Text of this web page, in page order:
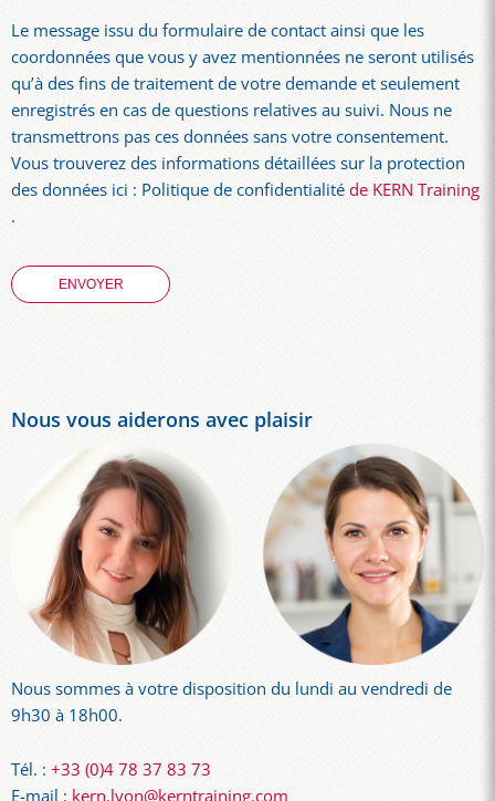
Le message issu du formulaire de contact ainsi que les
coordonnées que vous y avez mentionnées ne seront utilisés
qu’à des fins de traitement de votre demande et seulement
enregistrés en cas de questions relatives au suivi. Nous ne
transmettrons pas ces données sans votre consentement.
Vous trouverez des informations détaillées sur la protection
des données ici : Politique de confidentialitéde KERN Training
.
Nous vous aiderons avec plaisir
Nous sommes à votre disposition du lundi au vendredi de
9h30 à 18h00.
Tél. : +33 (0)4 78 37 83 73
E-mail : kern.lyon@kerntraining.com